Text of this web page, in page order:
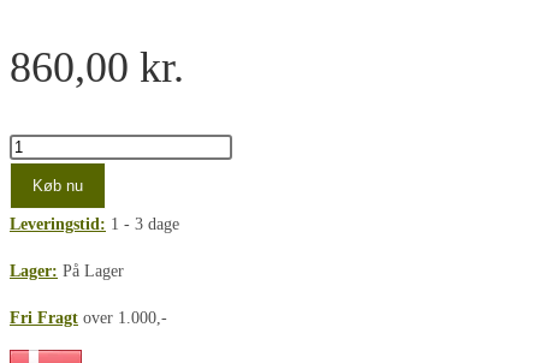
860,00 kr.
Casambi
4CH
push
button
interface
Køb nu
Leveringstid: 1 - 3 dage
Lager: På Lager
Fri Fragt over 1.000,-